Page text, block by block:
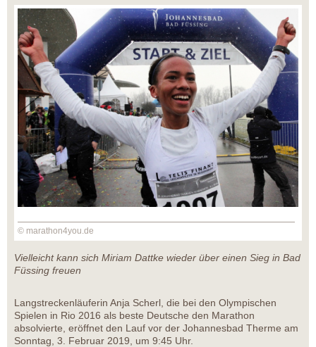
© marathon4you.de
Vielleicht kann sich Miriam Dattke wieder über einen Sieg in Bad
Füssing freuen
Langstreckenläuferin Anja Scherl, die bei den Olympischen
Spielen in Rio 2016 als beste Deutsche den Marathon
absolvierte, eröffnet den Lauf vor der Johannesbad Therme am
Sonntag, 3. Februar 2019, um 9:45 Uhr.